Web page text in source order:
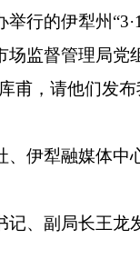
举行的伊犁州
场监督管理局党
甫，请他们发
、伊犁融媒体中
记、副 局长王龙